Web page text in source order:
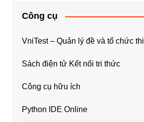
Công cụ
VniTest – Quản lý đề và tổ chức thi
Sách điện tử Kết nối tri thức
Công cụ hữu ích
Python IDE Online